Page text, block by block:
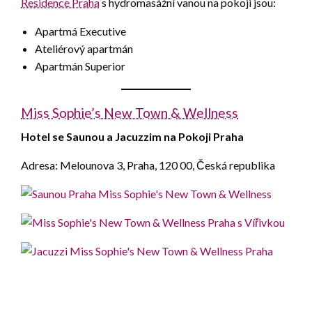
Apartmá Executive
Ateliérový apartmán
Apartmán Superior
Miss Sophie’s New Town & Wellness
Hotel se Saunou a Jacuzzim na Pokoji Praha
Adresa: Melounova 3, Praha, 120 00, Česká republika